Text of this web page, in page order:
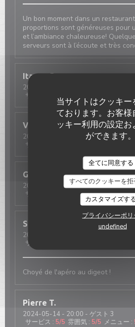
当サイトはクッキー
ております。お客様
ッキー利用の設定お
ができます。
全てに同意する
すべてのクッキーを拒
カスタマイズす
プライバシーポリ
undefined
Un bon moment dans un
proportions sont généreuses pour
et l’ambiance chaleureuse!
serveurs sont à l’écoute et très
Itamar B
2024-05-22
サービス
/5
Valeria
2024-05-18
- 21:00 - ゲスト 6
サービス
Gabriele
2024-05-18
- 20:30 - ゲスト 3
サービス
雰囲気:5/5 メニュー:
Sébastien
2024-05-16
サービス
Choyé de l'apéro au digeot !
Pierre T
2024-05-14 - 20:00 - ゲスト 3
サービス : 5/5 雰囲気 : 5/5 メニュー :